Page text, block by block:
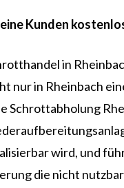
Kunden
in
nur in Rheinbach
Schrottabholung
wird, und
die nicht